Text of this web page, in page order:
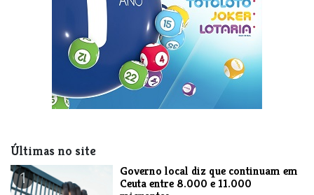
Últimas no site
1
​Governo local diz que continuam em
Ceuta entre 8.000 e 11.000